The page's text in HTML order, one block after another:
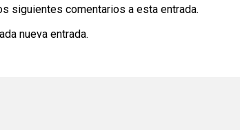
siguientes comentarios a esta entrada.
nueva entrada.